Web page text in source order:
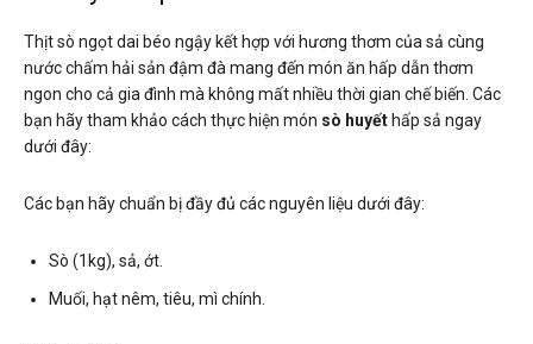
Thịt sò ngọt dai béo ngậy kết hợp với hương thơm của sả cùng
nước chấm hải sản đậm đà mang đến món ăn hấp dẫn thơm
ngon cho cả gia đình mà không mất nhiều thời gian chế biến. Các
bạn hãy tham khảo cách thực hiện món sò huyết hấp sả ngay
dưới đây:
Các bạn hãy chuẩn bị đầy đủ các nguyên liệu dưới đây:
Sò (1kg), sả, ớt.
Muối, hạt nêm, tiêu, mì chính.